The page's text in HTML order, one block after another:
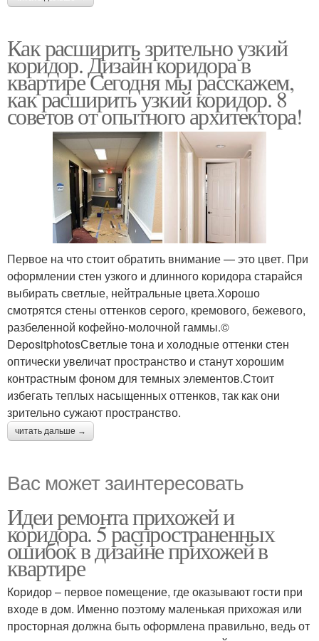
Как расширить зрительно узкий
коридор. Дизайн коридора в
квартире Сегодня мы расскажем,
как расширить узкий коридор. 8
советов от опытного архитектора!
Первое на что стоит обратить внимание — это цвет. При
оформлении стен узкого и длинного коридора старайся
выбирать светлые, нейтральные цвета.Хорошо
смотрятся стены оттенков серого, кремового, бежевого,
разбеленной кофейно-молочной гаммы.©
DepositphotosСветлые тона и холодные оттенки стен
оптически увеличат пространство и станут хорошим
контрастным фоном для темных элементов.Стоит
избегать теплых насыщенных оттенков, так как они
зрительно сужают пространство.
читать дальше →
Вас может заинтересовать
Идеи ремонта прихожей и
коридора. 5 распространенных
ошибок в дизайне прихожей в
квартире
Коридор – первое помещение, где оказывают гости при
входе в дом. Именно поэтому маленькая прихожая или
просторная должна быть оформлена правильно, ведь от